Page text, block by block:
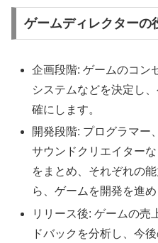
ゲームディレクターの
企画段階: ゲームのコン
システムなどを決定し
確にします。
開発段階: プログラマー
サウンドクリエイター
をまとめ、それぞれの
ら、ゲームを開発を進め
リリース後: ゲームの売
ドバックを分析し、今